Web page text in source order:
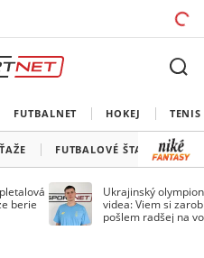
FUTBALNET HOKEJ TENIS
FUTBALOVÉ ŠTADIÓNY
berie
Ukrajinský
videa: Viem si
pošlem radšej na